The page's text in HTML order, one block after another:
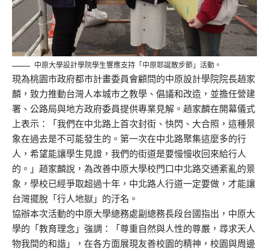
中原大學設計學院學生響應支持「中原耶誕散步節」活動。
現為桃園市政府都市計畫委員會顧問的中原設計學院院長趙家
麟，致力推動台灣人本城市之教學、倡議和改造，並擔任營建
署、公路局與地方政府委員提供專業見解。趙家麟在開幕儀式
上表示：「我們在中北路上首次封街、快閃、大合照，這種景
象在過去是不可能發生的。第一次在中北路聚集這麼多的行
人，希望能讓學生見證，我們的街道是要慢慢收回來給行人
的。」趙家麟說，為改善中原大學校門口中北路交通紊亂的景
象，學校已經爭取超過十年，中北路人行道一定要做，才能讓
台灣擺脫「行人地獄」的汙名。
協辦本次活動的中原大學總務處副總務長段台國指出，中原大
學的「教育理念」強調：「尊重自然與人性的尊嚴，尋求天人
物我間的和諧」，在各方面展現友善校園的精神，校園與周邊